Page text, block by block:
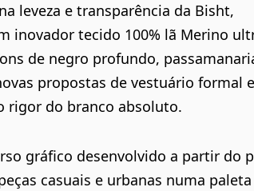
leveza e transparência da Bisht,
inovador tecido 100% lã Merino
de negro profundo,
propostas de vestuário formal e
rigor do branco absoluto.
gráfico desenvolvido a partir do
casuais e urbanas numa